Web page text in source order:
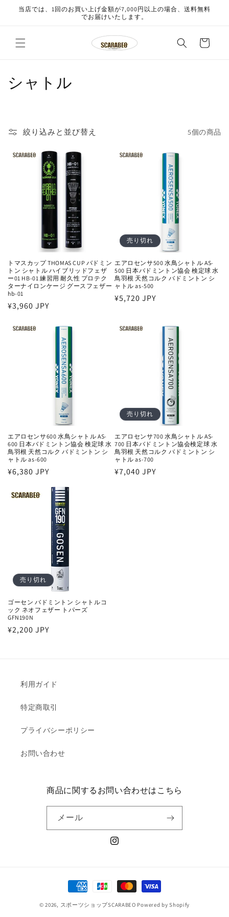
ンツに
当店では、1回のお買い上げ金額が7,000円以上の場合、送料無料
でお届けいたします。
ー
コ
シ
ョ
シャトル
絞り込みと並び替え 5個の商品
トマスカップ THOMAS CUP バドミン
トン シャトル ハイブリッドフェザ
ー01 HB-01 練習用 耐久性 プロテク
ターナイロンケージ グースフェザー
hb-01
通
価
¥3,960 JPY
売り切れ
エアロセンサ500 水鳥シャトル AS-
500 日本バドミントン協会 検定球 水
鳥羽根 天然コルク バドミントン シ
ャトル as-500
通
¥5,720 JPY
エアロセンサ600 水鳥シャトル AS-
600 日本バドミントン協会 検定球 水
鳥羽根 天然コルク バドミントン シ
ャトル as-600
通
価
¥6,380 JPY
売り切れ
エアロセンサ700 水鳥シャトル AS-
700 日本バドミントン協会検定球 水
鳥羽根 天然コルク バドミントン シ
ャトル as-700
通
¥7,040 JPY
売り切れ
ゴーセン バドミントン シャトルコ
ック ネオフェザー トパーズ
GFN190N
通
¥2,200 JPY
利用ガイド
特定商取引
プライバシーポリシー
お問い合わせ
商品に関するお問い合わせはこちら
メール
Instagram
決
済
方
© 2026, スポーツショップSCARABEO Powered by Shopify